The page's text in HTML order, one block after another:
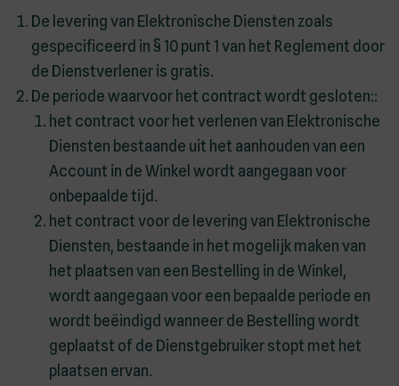
De levering van Elektronische Diensten zoals
gespecificeerd in § 10 punt 1 van het Reglement door
de Dienstverlener is gratis.
De periode waarvoor het contract wordt gesloten::
het contract voor het verlenen van Elektronische
Diensten bestaande uit het aanhouden van een
Account in de Winkel wordt aangegaan voor
onbepaalde tijd.
het contract voor de levering van Elektronische
Diensten, bestaande in het mogelijk maken van
het plaatsen van een Bestelling in de Winkel,
wordt aangegaan voor een bepaalde periode en
wordt beëindigd wanneer de Bestelling wordt
geplaatst of de Dienstgebruiker stopt met het
plaatsen ervan.